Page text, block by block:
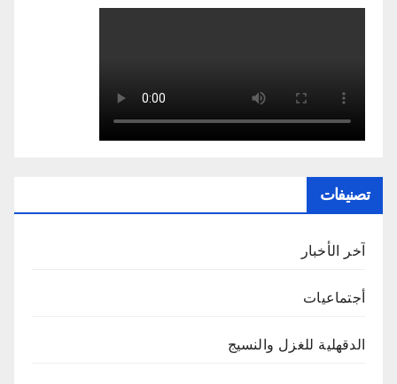
تصنيفات
آخر الأخبار
أجتماعيات
الدقهلية للغزل والنسيج